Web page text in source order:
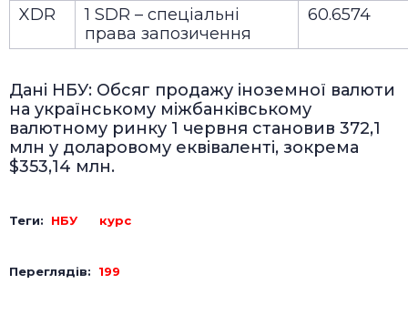
XDR
1 SDR – спеціальні
права запозичення
60.6574
Дані НБУ: Обсяг продажу іноземної валюти
на українському міжбанківському
валютному ринку 1 червня становив 372,1
млн у доларовому еквіваленті, зокрема
$353,14 млн.
Теги: НБУ курс
Переглядів: 199